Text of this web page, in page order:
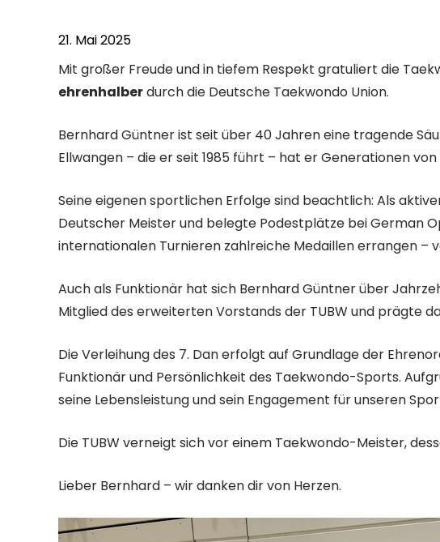
21. Mai 2025
Mit großer Freude und in tiefem Respekt gratuliert die
ehrenhalberdurch die Deutsche Taekwondo Union.
Bernhard Güntner ist seit über 40 Jahren eine tragende
Ellwangen – die er seit 1985 führt – hat er Generationen
Seine eigenen sportlichen Erfolge sind beachtlich: Als
Deutscher Meister und belegte Podestplätze bei German
internationalen Turnieren zahlreiche Medaillen errangen –
Auch als Funktionär hat sich Bernhard Güntner über
Mitglied des erweiterten Vorstands der TUBW und prägte
Die Verleihung des 7. Dan erfolgt auf Grundlage der
Funktionär und Persönlichkeit des Taekwondo-Sports.
seine Lebensleistung und sein Engagement für unseren
Die TUBW verneigt sich vor einem Taekwondo-Meister,
Lieber Bernhard – wir danken dir von Herzen.